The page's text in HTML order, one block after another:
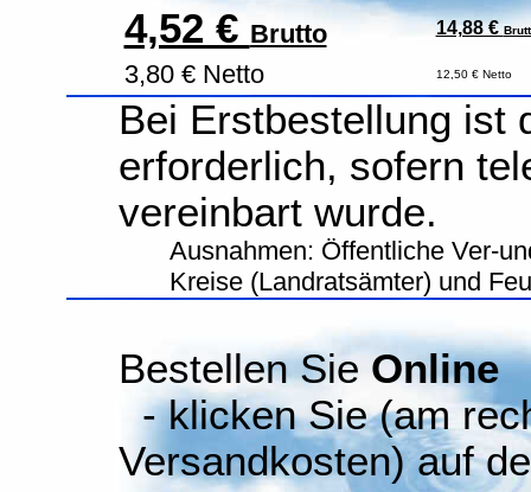
4,52 € Brutto 14,88 €
3,80 € Netto 12,50 € Netto
Bei Erstbestellung ist
erforderlich, sofern
vereinbart wurde.
Ausnahmen: Öffentliche Ver-
Kreise (Landratsämter) und
Bestellen SieOnline
- klicken Sie (am
Versandkosten) auf